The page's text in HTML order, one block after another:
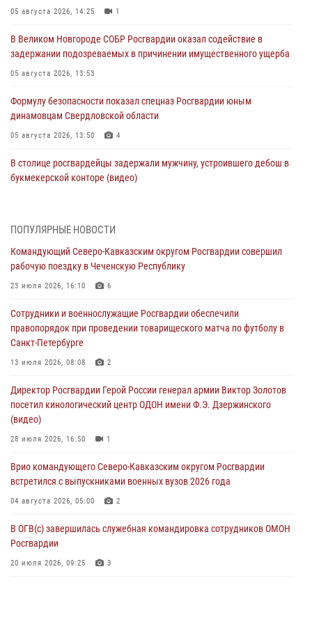
05 августа 2026, 14:25 1
В Великом Новгороде СОБР Росгвардии оказал содействие в
задержании подозреваемых в причинении имущественного ущерба
05 августа 2026, 13:53
Формулу безопасности показал спецназ Росгвардии юным
динамовцам Свердловской области
05 августа 2026, 13:50 4
В столице росгвардейцы задержали мужчину, устроившего дебош в
букмекерской конторе (видео)
В Удмуртии при силовой поддержке спецназа Росгвардии
оздоровительных услуг (видео)
05 августа 2026, 13:20
посетили мастер-класс по художественной гимнастике
05 августа 2026, 13:00
Офицеры Росгвардии и ветераны войск правопорядка почтили
05 августа 2026, 12:40
Росгвардейцы приняли участие в акции «Волна памяти»,
посвящённой 83‑й годовщине освобождения Белгорода от
05 августа 2026, 12:13 1
ПОПУЛЯРНЫЕ НОВОСТИ
Командующий Северо-Кавказским округом Росгвардии совершил
рабочую поездку в Чеченскую Республику
23 июля 2026, 16:10 6
Сотрудники и военнослужащие Росгвардии обеспечили
правопорядок при проведении товарищеского матча по футболу в
Санкт-Петербурге
13 июля 2026, 08:08 2
Директор Росгвардии Герой России генерал армии Виктор Золотов
посетил кинологический центр ОДОН имени Ф.Э. Дзержинского
(видео)
28 июля 2026, 16:50 1
Врио командующего Северо-Кавказским округом Росгвардии
встретился с выпускниками военных вузов 2026 года
04 августа 2026, 05:00 2
В ОГВ(с) завершилась служебная командировка сотрудников ОМОН
Росгвардии
20 июля 2026, 09:25 3